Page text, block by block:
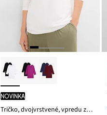
novinka
Tričko, dvojvrstvené, vpredu z mäkkého viskózového mixu (2 ks v balení)